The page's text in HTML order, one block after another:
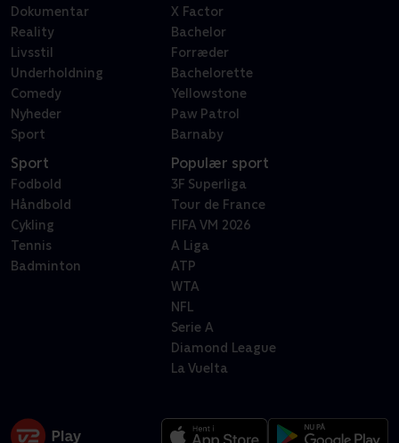
Dokumentar
Reality
Livsstil
Underholdning
Comedy
Nyheder
Sport
X Factor
Bachelor
Forræder
Bachelorette
Yellowstone
Paw Patrol
Barnaby
Sport
Fodbold
Håndbold
Cykling
Tennis
Badminton
Populær sport
3F Superliga
Tour de France
FIFA VM 2026
A Liga
ATP
WTA
NFL
Serie A
Diamond League
La Vuelta